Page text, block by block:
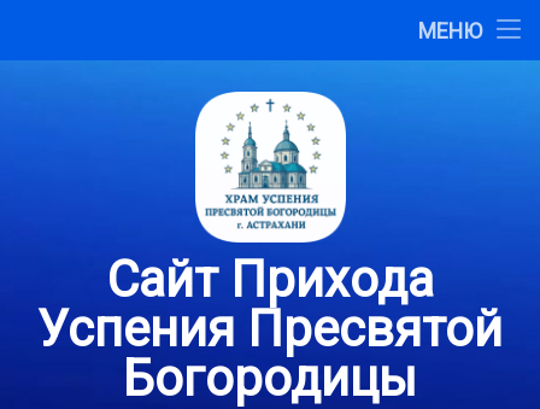
МЕНЮ
Сайт Прихода
Успения Пресвятой
Богородицы